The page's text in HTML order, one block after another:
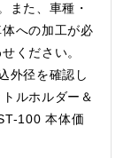
また、車種・
への加工が必
ください。
外径を確認し
ルホルダー＆
100 本体価